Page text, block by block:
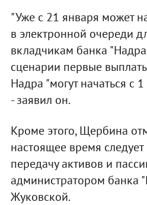
"Уже с 21 января может
в электронной очереди
вкладчикам банка
сценарии первые
Надра "могут начаться с
- заявил он.
Кроме этого, Щербина
настоящее время следует
передачу активов и
администратором банка
Жуковской.